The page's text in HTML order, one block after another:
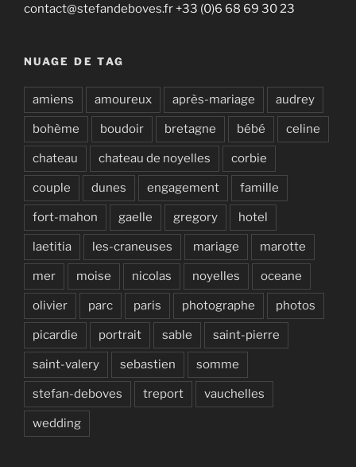
contact@stefandeboves.fr +33 (0)6 68 69 30 23
NUAGE DE TAG
amiens amoureux après-mariage audrey
bohème boudoir bretagne bébé celine
chateau chateau de noyelles corbie
couple dunes engagement famille
fort-mahon gaelle gregory hotel
laetitia les-craneuses mariage marotte
mer moise nicolas noyelles oceane
olivier parc paris photographe photos
picardie portrait sable saint-pierre
saint-valery sebastien somme
stefan-deboves treport vauchelles
wedding